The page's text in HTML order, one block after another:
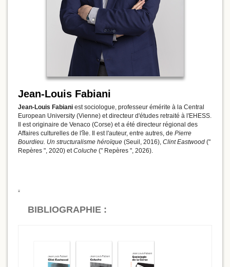
Jean-Louis Fabiani
Jean-Louis Fabiani est sociologue, professeur émérite à la Central
European University (Vienne) et directeur d'études retraité à l'EHESS.
Il est originaire de Venaco (Corse) et a été directeur régional des
Affaires culturelles de l'île. Il est l'auteur, entre autres, de Pierre
Bourdieu. Un structuralisme héroïque (Seuil, 2016), Clint Eastwood ("
Repères ", 2020) etColuche (" Repères ", 2026).
BIBLIOGRAPHIE :